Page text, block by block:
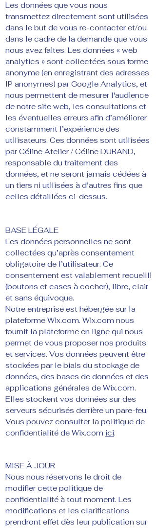
Les données que vous nous
transmettez directement sont utilisées
dans le but de vous re-contacter et/ou
dans le cadre de la demande que vous
nous avez faites. Les données « web
analytics » sont collectées sous forme
anonyme (en enregistrant des adresses
IP anonymes) par Google Analytics, et
nous permettent de mesurer l'audience
de notre site web, les consultations et
les éventuelles erreurs afin d’améliorer
constamment l’expérience des
utilisateurs. Ces données sont utilisées
par Céline Atelier / Céline DURAND,
responsable du traitement des
données, et ne seront jamais cédées à
un tiers ni utilisées à d’autres fins que
celles détaillées ci-dessus.
BASE LÉGALE
Les données personnelles ne sont
collectées qu’après consentement
obligatoire de l’utilisateur. Ce
consentement est valablement recueilli
(boutons et cases à cocher), libre, clair
et sans équivoque.
Notre entreprise est hébergée sur la
plateforme Wix.com. Wix.com nous
fournit la plateforme en ligne qui nous
permet de vous proposer nos produits
et services. Vos données peuvent être
stockées par le biais du stockage de
données, des bases de données et des
applications générales de Wix.com.
Elles stockent vos données sur des
serveurs sécurisés derrière un pare-feu.
Vous pouvez consulter la politique de
confidentialité de Wix.com ici.
MISE À JOUR
Nous nous réservons le droit de
modifier cette politique de
confidentialité à tout moment. Les
modifications et les clarifications
prendront effet dès leur publication sur